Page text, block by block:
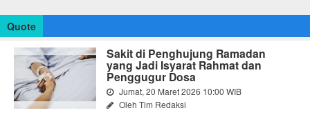
Quote
Sakit di Penghujung Ramadan
yang Jadi Isyarat Rahmat dan
Penggugur Dosa
Jumat, 20 Maret 2026 10:00 WIB
Oleh Tim Redaksi